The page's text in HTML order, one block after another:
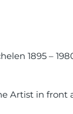
1895 –
Artist in front